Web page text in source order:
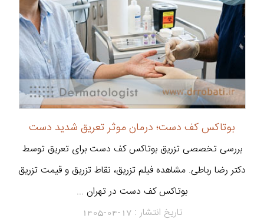
بوتاکس کف دست؛ درمان موثر تعریق شدید دست
بررسی تخصصی تزریق بوتاکس کف دست برای تعریق توسط
دکتر رضا رباطی. مشاهده فیلم تزریق، نقاط تزریق و قیمت تزریق
بوتاکس کف دست در تهران ...
تاریخ انتشار :1405-04-17